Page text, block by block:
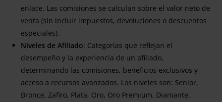
enlace. Las comisiones se calculan sobre el valor neto de
venta (sin incluir impuestos, devoluciones o descuentos
especiales).
Niveles de Afiliado: Categorías que reflejan el
desempeño y la experiencia de un afiliado,
determinando las comisiones, beneficios exclusivos y
acceso a recursos avanzados. Los niveles son: Senior,
Bronce, Zafiro, Plata, Oro, Oro Premium, Diamante,